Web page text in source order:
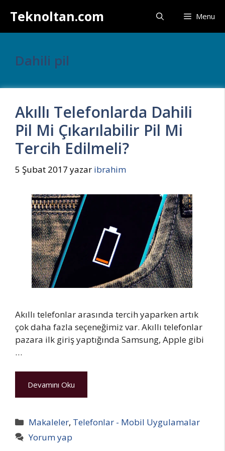
atlaTeknoltan.com Menu
Dahili pil
Akıllı Telefonlarda Dahili
Pil Mi Çıkarılabilir Pil Mi
Tercih Edilmeli?
5 Şubat 2017 yazar ibrahim
Akıllı telefonlar arasında tercih yaparken artık
çok daha fazla seçeneğimiz var. Akıllı telefonlar
pazara ilk giriş yaptığında Samsung, Apple gibi
…
Devamını Oku
Kategoriler
Makaleler, Telefonlar - Mobil Uygulamalar
Yorum yap